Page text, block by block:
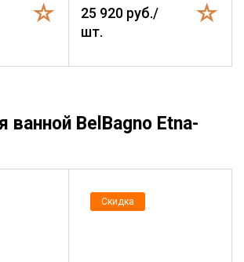
25 920 руб./
шт.
ванной BelBagno Etna-
Скидка